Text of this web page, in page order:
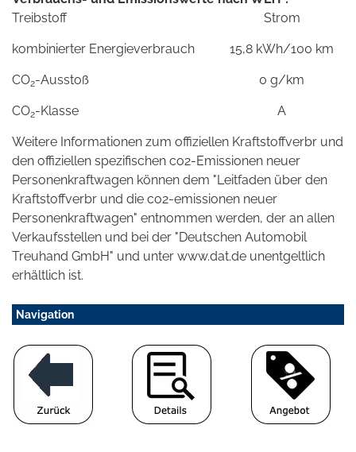
Treibstoff
Strom
kombinierter Energieverbrauch 15,8 kWh/100 km
CO2-Ausstoß 0 g/km
CO2-Klasse A
Weitere Informationen zum offiziellen Kraftstoffverbr und
den offiziellen spezifischen co2-Emissionen neuer
Personenkraftwagen können dem "Leitfaden über den
Kraftstoffverbr und die co2-emissionen neuer
Personenkraftwagen" entnommen werden, der an allen
Verkaufsstellen und bei der "Deutschen Automobil
Treuhand GmbH" und unter www.dat.de unentgeltlich
erhältlich ist.
Navigation